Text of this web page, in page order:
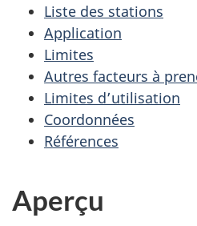
Liste des stations
Application
Limites
Autres facteurs à
Limites d’utilisation
Coordonnées
Références
Aperçu